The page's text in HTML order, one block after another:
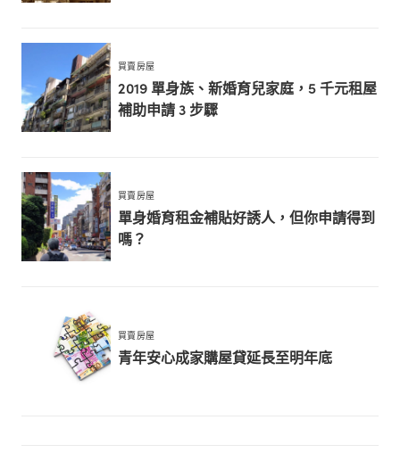
買賣房屋
2019 單身族、新婚育兒家庭，5 千元租屋
補助申請 3 步驟
買賣房屋
單身婚育租金補貼好誘人，但你申請得到
嗎？
買賣房屋
青年安心成家購屋貸延長至明年底